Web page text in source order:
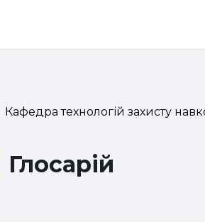
Кафедра технологій захисту
Глосарій